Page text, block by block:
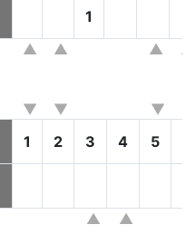
1
1 2 3 4 5